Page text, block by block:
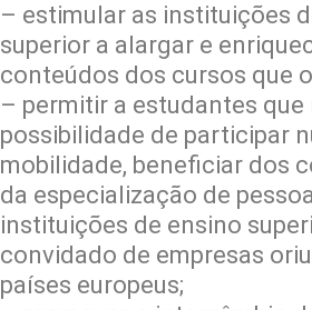
– estimular as instituições
superior a alargar e
conteúdos dos cursos que
– permitir a estudantes que
possibilidade de participar
mobilidade, beneficiar dos
da especialização de
instituições de ensino
convidado de empresas
países europeus;